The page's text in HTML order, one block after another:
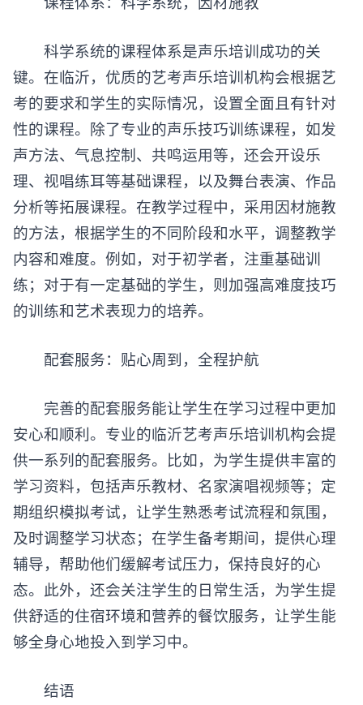
科学系统的课程体系是声乐培训成功的关
键。在临沂，优质的艺考声乐培训机构会根据艺
考的要求和学生的实际情况，设置全面且有针对
性的课程。除了专业的声乐技巧训练课程，如发
声方法、气息控制、共鸣运用等，还会开设乐
理、视唱练耳等基础课程，以及舞台表演、作品
分析等拓展课程。在教学过程中，采用因材施教
的方法，根据学生的不同阶段和水平，调整教学
内容和难度。例如，对于初学者，注重基础训
练；对于有一定基础的学生，则加强高难度技巧
的训练和艺术表现力的培养。
配套服务：贴心周到，全程护航
完善的配套服务能让学生在学习过程中更加
安心和顺利。专业的临沂艺考声乐培训机构会提
供一系列的配套服务。比如，为学生提供丰富的
学习资料，包括声乐教材、名家演唱视频等；定
期组织模拟考试，让学生熟悉考试流程和氛围，
及时调整学习状态；在学生备考期间，提供心理
辅导，帮助他们缓解考试压力，保持良好的心
态。此外，还会关注学生的日常生活，为学生提
供舒适的住宿环境和营养的餐饮服务，让学生能
够全身心地投入到学习中。
结语